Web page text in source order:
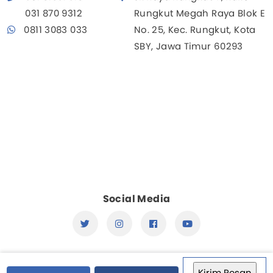
031 870 9312
0811 3083 033
Rungkut Megah Raya Blok E
No. 25, Kec. Rungkut, Kota
SBY, Jawa Timur 60293
Social Media